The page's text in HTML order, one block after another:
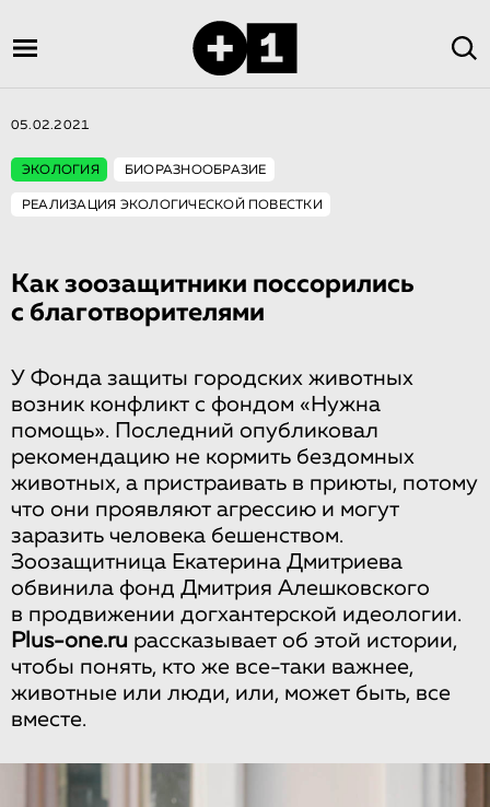
05.02.2021
ЭКОЛОГИЯ БИОРАЗНООБРАЗИЕ
РЕАЛИЗАЦИЯ ЭКОЛОГИЧЕСКОЙ ПОВЕСТКИ
Как зоозащитники поссорились
с благотворителями
У Фонда защиты городских животных
возник конфликт с фондом «Нужна
помощь». Последний опубликовал
рекомендацию не кормить бездомных
животных, а пристраивать в приюты, потому
что они проявляют агрессию и могут
заразить человека бешенством.
Зоозащитница Екатерина Дмитриева
обвинила фонд Дмитрия Алешковского
в продвижении догхантерской идеологии.
Plus-one.ru рассказывает об этой истории,
чтобы понять, кто же все-таки важнее,
животные или люди, или, может быть, все
вместе.